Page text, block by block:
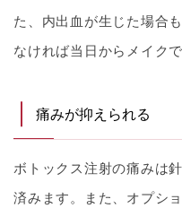
た、内出血が生じた場合
なければ当日からメイク
痛みが抑えられる
ボトックス注射の痛みは
済みます。また、オプシ